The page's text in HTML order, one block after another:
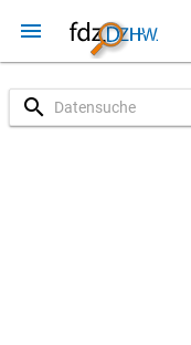
menu
search